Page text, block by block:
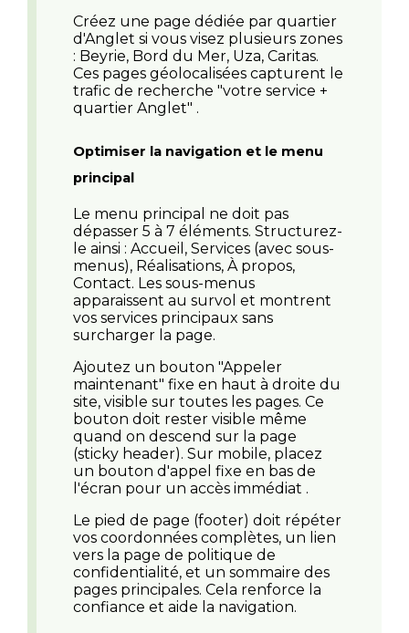
Créez une page dédiée par quartier
d'Anglet si vous visez plusieurs zones
: Beyrie, Bord du Mer, Uza, Caritas.
Ces pages géolocalisées capturent le
trafic de recherche "votre service +
quartier Anglet" .
Optimiser la navigation et le menu
principal
Le menu principal ne doit pas
dépasser 5 à 7 éléments. Structurez-
le ainsi : Accueil, Services (avec sous-
menus), Réalisations, À propos,
Contact. Les sous-menus
apparaissent au survol et montrent
vos services principaux sans
surcharger la page.
Ajoutez un bouton "Appeler
maintenant" fixe en haut à droite du
site, visible sur toutes les pages. Ce
bouton doit rester visible même
quand on descend sur la page
(sticky header). Sur mobile, placez
un bouton d'appel fixe en bas de
l'écran pour un accès immédiat .
Le pied de page (footer) doit répéter
vos coordonnées complètes, un lien
vers la page de politique de
confidentialité, et un sommaire des
pages principales. Cela renforce la
confiance et aide la navigation.